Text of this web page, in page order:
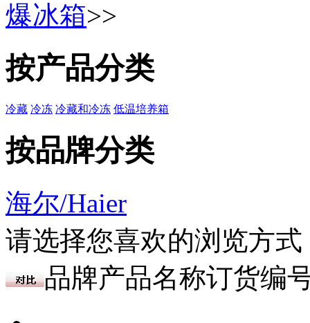
爆冰箱>>
按产品分类
冷藏 冷冻 冷藏和冷冻 低温培养箱
按品牌分类
海尔/Haier
请选择您喜欢的浏览方式
品牌产品名称订货编